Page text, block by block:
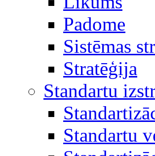
Padome
Sistēmas
Stratēģija
Standartu
Standartu